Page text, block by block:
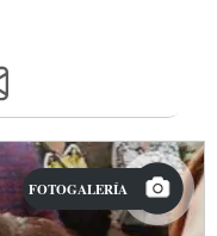
FOTOGALERÍA